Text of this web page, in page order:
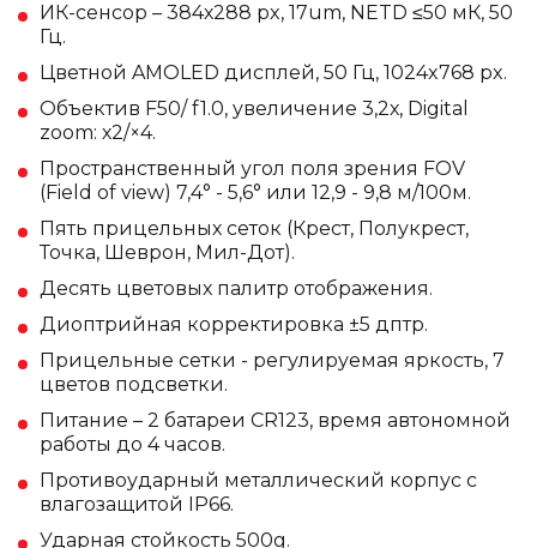
ИК-сенсор – 384х288 px, 17um, NETD ≤50 мК, 50
Гц.
Цветной AMOLED дисплей, 50 Гц, 1024x768 px.
Объектив F50/ f1.0, увеличение 3,2х, Digital
zoom: х2/×4.
Пространственный угол поля зрения FOV
(Field of view) 7,4° - 5,6° или 12,9 - 9,8 м/100м.
Пять прицельных сеток (Крест, Полукрест,
Точка, Шеврон, Мил-Дот).
Десять цветовых палитр отображения.
Диоптрийная корректировка ±5 дптр.
Прицельные сетки - регулируемая яркость, 7
цветов подсветки.
Питание – 2 батареи CR123, время автономной
работы до 4 часов.
Противоударный металлический корпус с
влагозащитой IP66.
Ударная стойкость 500g.